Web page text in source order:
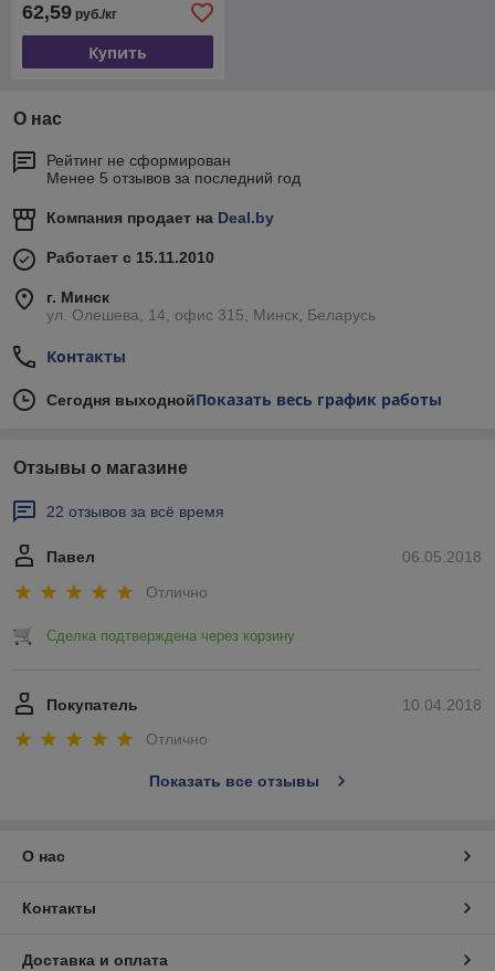
62,59 руб./кг
Купить
О нас
Рейтинг не сформирован
Менее 5 отзывов за последний год
Компания продает на Deal.by
Работает с 15.11.2010
г. Минск
ул. Олешева, 14, офис 315, Минск, Беларусь
Контакты
Сегодня выходнойПоказать весь график работы
Отзывы о магазине
22 отзывов за всё время
06.05.2018
Павел
Отлично
Сделка подтверждена через корзину
10.04.2018
Покупатель
Отлично
Показать все отзывы
О нас
Контакты
Доставка и оплата